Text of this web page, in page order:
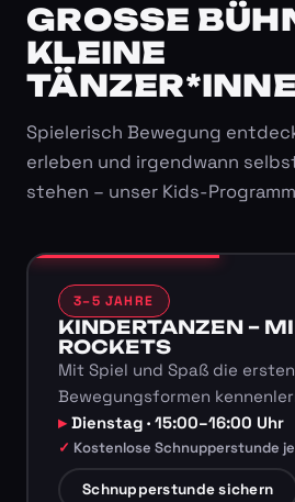
GROSSE
LEINE T
ÄNZER*INNEN
Spielerisch Bewegung
erleben und irgendwann
stehen – unser Kids-
3–5 JAHRE
KINDERTANZEN –
ROCKETS
Mit Spiel und Spaß die ersten
Bewegungsformen
Dienstag · 15:00–16:00 Uhr
Kostenlose Schnupperstunde
Schnupperstunde sichern